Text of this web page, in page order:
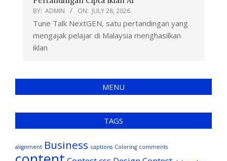
BY: ADMIN ON: JULY 28, 2026
Tune Talk NextGEN, satu pertandingan yang
mengajak pelajar di Malaysia menghasilkan
iklan
MENU
TAGS
alignment Business captions Coloring comments